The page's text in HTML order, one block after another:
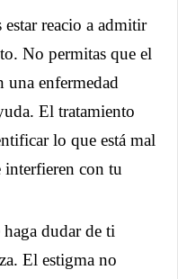
reacio a admitir
No permitas que el
una enfermedad
El tratamiento
lo que está mal
con tu
dudar de ti
El estigma no